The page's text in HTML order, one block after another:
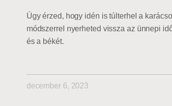
Úgy érzed, hogy idén is túlterhel a
módszerrel nyerheted vissza az ünnepi
és a békét.
december 6, 2023